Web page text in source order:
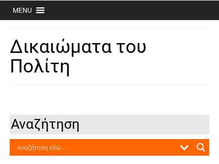
MENU
Δικαιώματα του
Πολίτη
Αναζήτηση